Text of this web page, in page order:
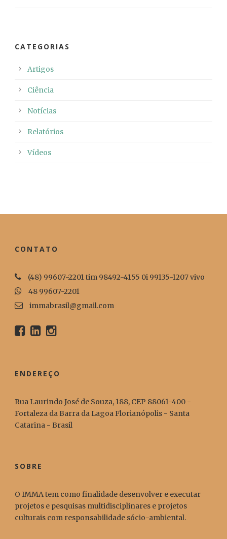
CATEGORIAS
Artigos
Ciência
Notícias
Relatórios
Vídeos
CONTATO
(48) 99607-2201 tim 98492-4155 0i 99135-1207 vivo
48 99607-2201
immabrasil@gmail.com
ENDEREÇO
Rua Laurindo José de Souza, 188, CEP 88061-400 -
Fortaleza da Barra da Lagoa Florianópolis - Santa
Catarina - Brasil
SOBRE
O IMMA tem como finalidade desenvolver e executar
projetos e pesquisas multidisciplinares e projetos
culturais com responsabilidade sócio-ambiental.